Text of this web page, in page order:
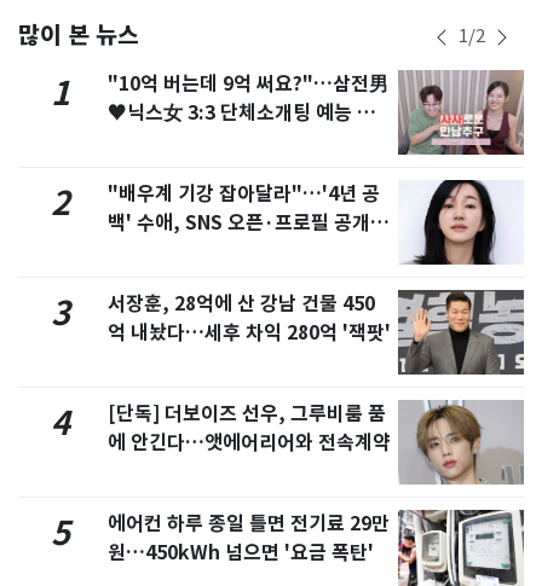
많이 본 뉴스 1/2
1
"10억 버는데 9억 써요?"…삼전男
♥닉스女 3:3 단체소개팅 예능 화
2
"배우계 기강 잡아달라"…'4년 공
백' 수애, SNS 오픈·프로필 공개
3
서장훈, 28억에 산 강남 건물 450
억 내놨다…세후 차익 280억 '잭팟'
4
[단독] 더보이즈 선우, 그루비룸 품
에 안긴다…앳에어리어와 전속계약
5
에어컨 하루 종일 틀면 전기료 29만
원…450kWh 넘으면 '요금 폭탄'